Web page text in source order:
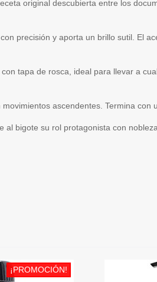
original descubierta entre los
precisión y aporta un brillo sutil. El
tapa de rosca, ideal para llevar a
ascendentes. Termina con
bigote su rol protagonista con
¡PROMOCIÓN!